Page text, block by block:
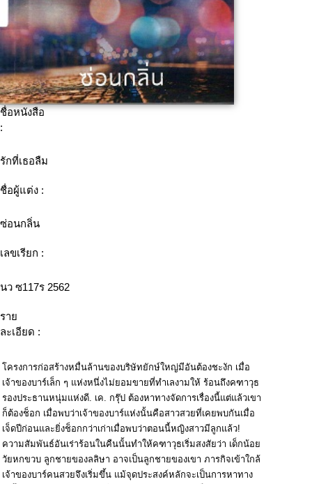
ชื่อหนังสือ
:
รักที่เธอลืม
ชื่อผู้แต่ง :
ซ่อนกลิ่น
เลขเรียก :
นว ซ117ร 2562
ราย
ละเอียด :
โครงการก่อสร้างหมื่นล้านของบริษัทยักษ์ใหญ่มีอันต้องชะงัก เมื่อ
เจ้าของบาร์เล็ก ๆ แห่งหนึ่งไม่ยอมขายที่ทำเลงามให้ ร้อนถึงคฑาวุธ
รองประธานหนุ่มแห่งดี. เค. กรุ๊ป ต้องหาทางจัดการเรื่องนี้แต่แล้วเขา
ก็ต้องช็อก เมื่อพบว่าเจ้าของบาร์แห่งนั้นคือสาวสวยที่เคยพบกันเมื่อ
เจ็ดปีก่อนและยิ่งช็อกกว่าเก่าเมื่อพบว่าตอนนี้หญิงสาวมีลูกแล้ว!
ความสัมพันธ์อันเร่าร้อนในคืนนั้นทำให้คฑาวุธเริ่มสงสัยว่า เด็กน้อย
วัยหกขวบ ลูกชายของลลิษา อาจเป็นลูกชายของเขา ภารกิจเข้าใกล้
เจ้าของบาร์คนสวยจึงเริ่มขึ้น แม้จุดประสงค์หลักจะเป็นการหาทาง